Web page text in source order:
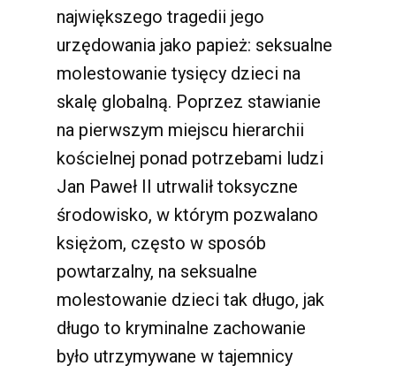
największego tragedii jego
urzędowania jako papież: seksualne
molestowanie tysięcy dzieci na
skalę globalną. Poprzez stawianie
na pierwszym miejscu hierarchii
kościelnej ponad potrzebami ludzi
Jan Paweł II utrwalił toksyczne
środowisko, w którym pozwalano
księżom, często w sposób
powtarzalny, na seksualne
molestowanie dzieci tak długo, jak
długo to kryminalne zachowanie
było utrzymywane w tajemnicy